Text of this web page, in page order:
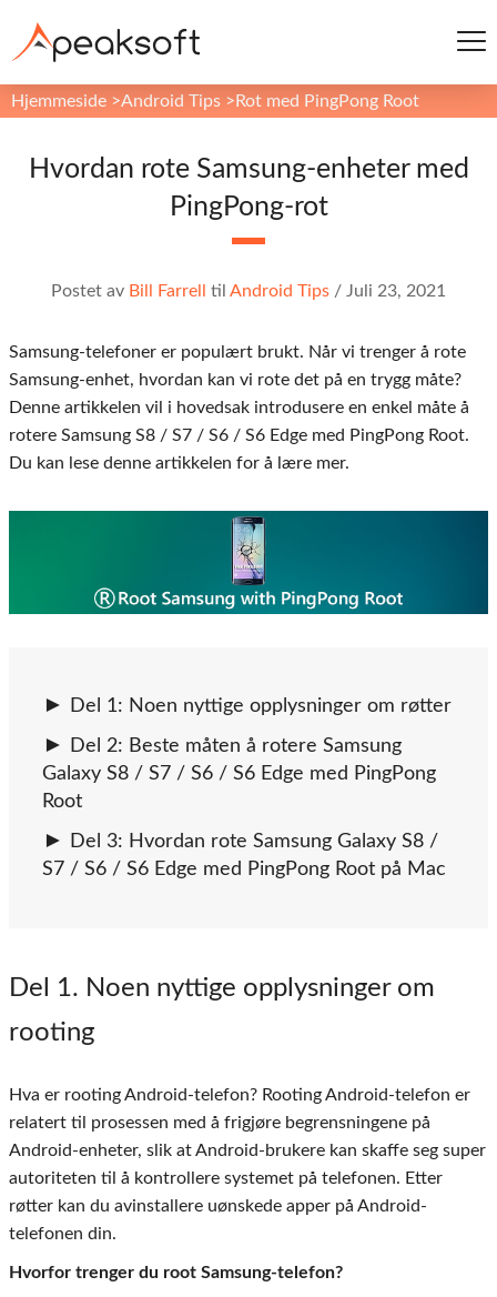
Hjemmeside >Android Tips > Rot med PingPong Root
Hvordan rote Samsung-enheter med
PingPong-rot
Postet av Bill Farrell til Android Tips / Juli 23, 2021
Samsung-telefoner er populært brukt. Når vi trenger å rote
Samsung-enhet, hvordan kan vi rote det på en trygg måte?
Denne artikkelen vil i hovedsak introdusere en enkel måte å
rotere Samsung S8 / S7 / S6 / S6 Edge med PingPong Root.
Du kan lese denne artikkelen for å lære mer.
Del 1: Noen nyttige opplysninger om røtter
Del 2: Beste måten å rotere Samsung
Galaxy S8 / S7 / S6 / S6 Edge med PingPong
Root
Del 3: Hvordan rote Samsung Galaxy S8 /
S7 / S6 / S6 Edge med PingPong Root på Mac
Del 1. Noen nyttige opplysninger om
rooting
Hva er rooting Android-telefon? Rooting Android-telefon er
relatert til prosessen med å frigjøre begrensningene på
Android-enheter, slik at Android-brukere kan skaffe seg super
autoriteten til å kontrollere systemet på telefonen. Etter
røtter kan du avinstallere uønskede apper på Android-
telefonen din.
Hvorfor trenger du root Samsung-telefon?